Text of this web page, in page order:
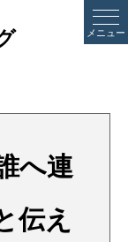
メニュー
へ連
伝え